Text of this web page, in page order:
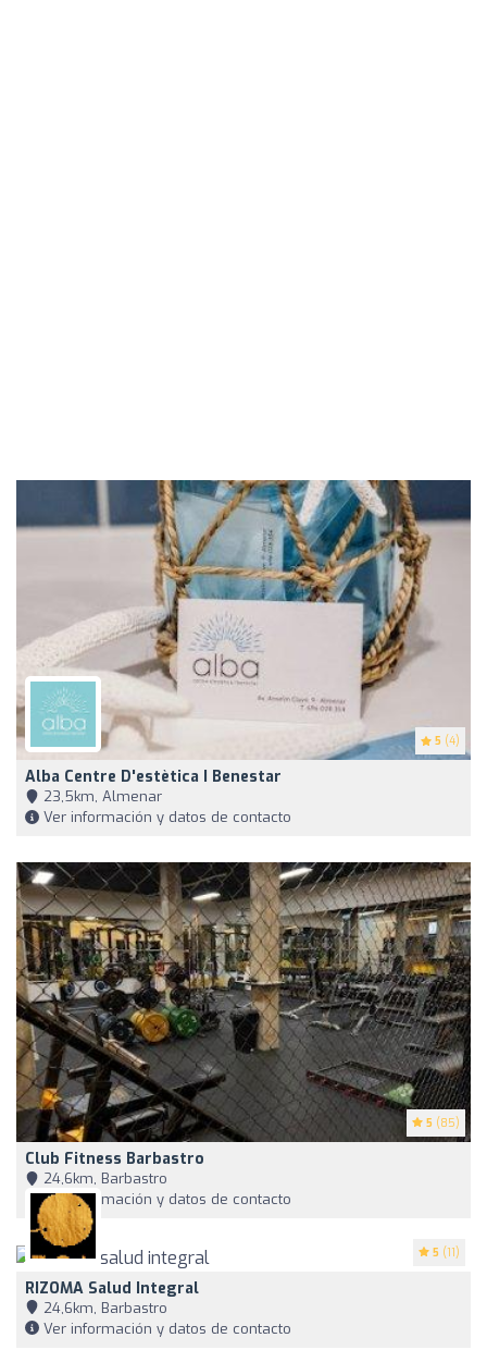
5 (4)
Alba Centre D'estètica I Benestar
23,5km, Almenar
Ver información y datos de contacto
5 (85)
Club Fitness Barbastro
24,6km, Barbastro
Ver información y datos de contacto
5 (11)
RIZOMA Salud Integral
24,6km, Barbastro
Ver información y datos de contacto